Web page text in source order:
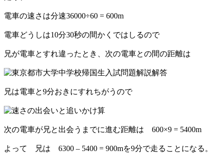
電車の速さは分速36000÷60 = 600m
電車どうしは10分30秒の間かくではしるので
兄が電車とすれ違ったとき、次の電車との間の距離は
兄は電車と9分おきにすれちがうので
次の電車が兄と出会うまでに進む距離は 600×9 = 5400m
よって 兄は 6300 – 5400 = 900mを9分で走ることになる。